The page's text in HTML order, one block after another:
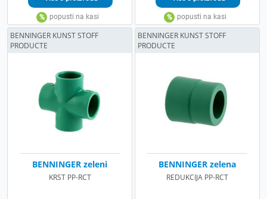
BENNINGER zeleni
KRST PP-RCT
BENNINGER KUNST STOFF
PRODUCTE
BENNINGER zelena
REDUKCIJA PP-RCT
BENNINGER KUNST STOFF
PRODUCTE